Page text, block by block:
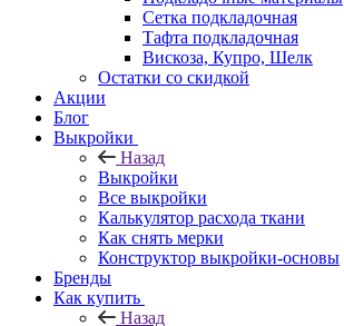
Сетка подкладочная
Тафта подкладочная
Вискоза, Купро, Шелк
Остатки со скидкой
Акции
Блог
Выкройки
Назад
Выкройки
Все выкройки
Калькулятор расхода ткани
Как снять мерки
Конструктор выкройки-основы
Бренды
Как купить
Назад